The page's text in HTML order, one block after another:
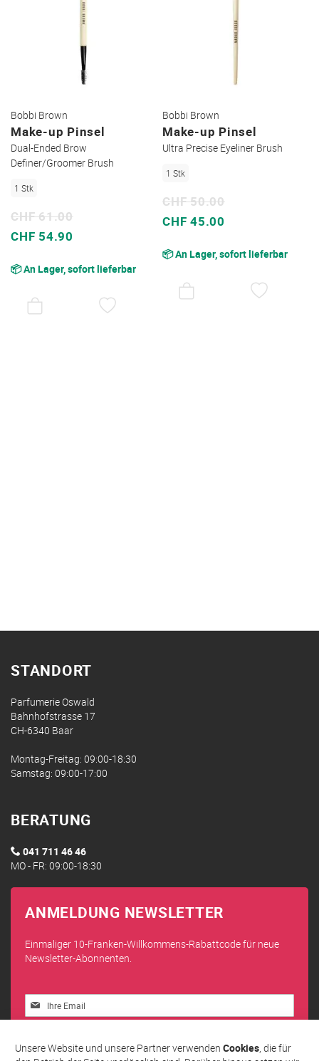
Bobbi Brown
Make-up Pinsel
Dual-Ended Brow
Definer/Groomer Brush
1 Stk
Sonderpreis
CHF 54.90
CHF 61.00
📦 An Lager, sofort lieferbar
Bobbi Brown
Make-up Pinsel
Ultra Precise Eyeliner Brush
1 Stk
Sonderpreis
CHF 45.00
CHF 50.00
📦 An Lager, sofort lieferbar
STANDORT
Parfumerie Oswald
Bahnhofstrasse 17
CH-6340 Baar
Montag-Freitag: 09:00-18:30
Samstag: 09:00-17:00
BERATUNG
041 711 46 46
MO - FR: 09:00-18:30
ANMELDUNG NEWSLETTER
Einmaliger 10-Franken-Willkommens-Rabattcode für neue
Newsletter-Abonnenten.
Melden
Sie
unseren
Abonnieren
Unsere Website und unsere Partner verwenden Cookies, die für